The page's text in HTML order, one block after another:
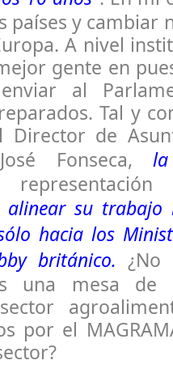
países y cambiar
A nivel
gente en
al
Tal y
de
Fonseca, la
alinear su trabajo
hacia los
británico. ¿No
una mesa de
por el